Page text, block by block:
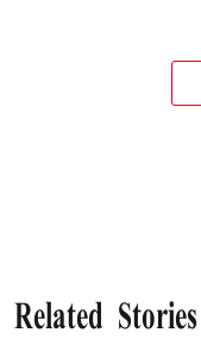
Related Stories